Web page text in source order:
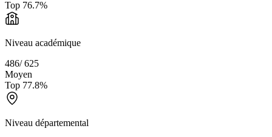
Top 76.7%
Niveau académique
486/625
Moyen
Top 77.8%
Niveau départemental